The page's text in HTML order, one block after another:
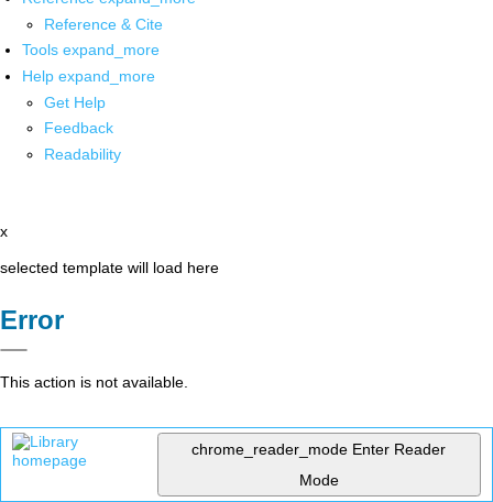
Reference & Cite
Tools expand_more
Help expand_more
Get Help
Feedback
Readability
x
selected template will load here
Error
This action is not available.
chrome_reader_mode Enter Reader
Mode